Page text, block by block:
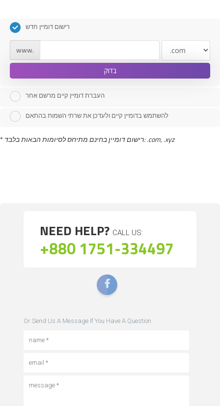
רישום דומיין חדש
www.
בדוק
העברת דומיין קיים מרשם אחר
להשתמש בדומיין קיים ולעדכן את שרתי השמות בהתאם
* רישום דומיין בחינם מתיחס לסיומות הבאות בלבד: .com, .xyz
NEED HELP? CALL US:
+880 1751-334497
Or Send Us A Message If You Have A Question